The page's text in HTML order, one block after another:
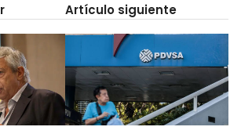
Artículo siguiente